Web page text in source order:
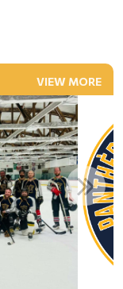
VIEW MORE